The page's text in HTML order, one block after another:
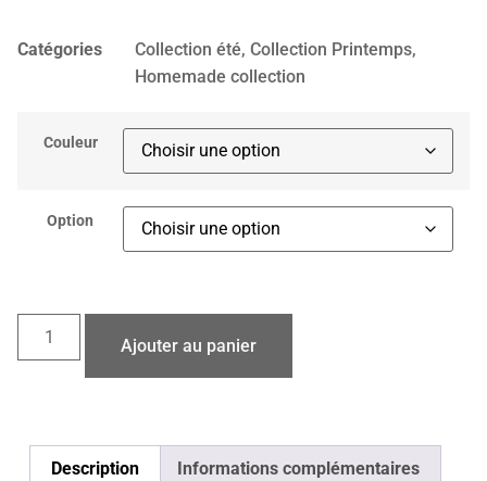
Catégories Collection été, Collection Printemps,
Homemade collection
Couleur
Option
Ajouter au panier
Description Informations complémentaires